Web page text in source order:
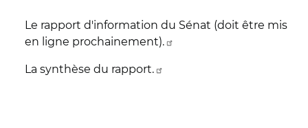
Le rapport d'information du Sénat (doit être mis
en ligne prochainement).
La synthèse du rapport.